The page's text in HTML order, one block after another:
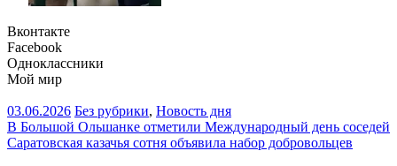
Вконтакте
Facebook
Одноклассники
Мой мир
03.06.2026 Без рубрики, Новость дня
Навигация
по
В Большой Ольшанке отметили Международный день соседей
Саратовская казачья сотня объявила набор добровольцев